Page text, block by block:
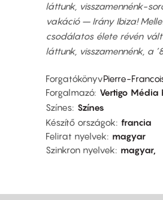
láttunk, visszamennénk-
vakáció – Irány Ibiza!
csodálatos élete révén
láttunk, visszamennénk, a
ForgatókönyvPierre-
Forgalmazó Vertigo Média
Színes Színes
Készítő országok francia
Felirat nyelvek
magyar
Szinkron nyelvek
magyar